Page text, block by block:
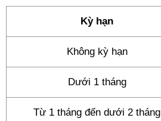
Kỳ hạn
Không kỳ hạn
Dưới 1 tháng
Từ 1 tháng đến dưới 2 tháng